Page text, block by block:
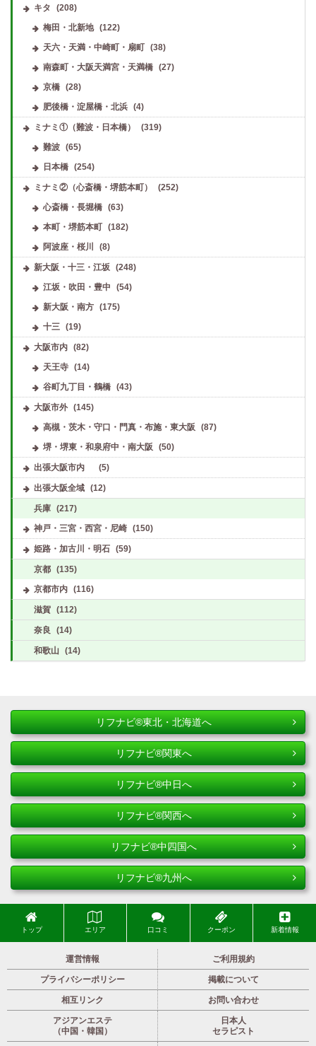
キタ
(208)
梅田・北新地
(122)
天六・天満・中崎町・扇町
(38)
南森町・大阪天満宮・天満橋
(27)
京橋
(28)
肥後橋・淀屋橋・北浜
(4)
ミナミ①（難波・日本橋）
(319)
難波
(65)
日本橋
(254)
ミナミ②（心斎橋・堺筋本町）
(252)
心斎橋・長堀橋
(63)
本町・堺筋本町
(182)
阿波座・桜川
(8)
新大阪・十三・江坂 (248)
江坂・吹田・豊中
(54)
新大阪・南方
(175)
十三
(19)
大阪市内 (82)
天王寺
(14)
谷町九丁目・鶴橋
(43)
大阪市外 (145)
高槻・茨木・守口・門真・布施・東大阪
(87)
堺・堺東・和泉府中・南大阪
(50)
出張大阪市内 (5)
出張大阪全域 (12)
兵庫 (217)
神戸・三宮・西宮・尼崎 (150)
姫路・加古川・明石 (59)
京都 (135)
京都市内 (116)
滋賀 (112)
奈良 (14)
和歌山 (14)
リフナビ®東北・北海道へ
リフナビ®関東へ
リフナビ®中日へ
リフナビ®関西へ
リフナビ®中四国へ
リフナビ®九州へ
トップ エリア 口コミ クーポン 新着情報
運営情報 ご利用規約
プライバシーポリシー 掲載について
相互リンク お問い合わせ
アジアンエステ
（中国・韓国）
日本人
セラピスト